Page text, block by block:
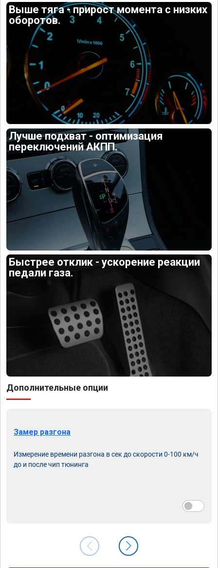
Выше тяга - прирост момента с низких
оборотов.
Лучше подхват - оптимизация
переключений АКПП.
Быстрее отклик - ускорение реакции
педали газа.
Дополнительные опции
Замер разгона
Измерение времени разгона в сек до скорости 0-100 км/ч
до и после чип тюнинга